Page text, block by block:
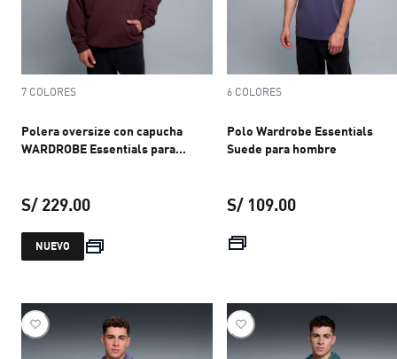
7 COLORES
Polera oversize con capucha
WARDROBE Essentials para
S/ 229.00
precio actual S/ 229.00
NUEVO
6 COLORES
Polo Wardrobe Essentials
Suede para hombre
S/ 109.00